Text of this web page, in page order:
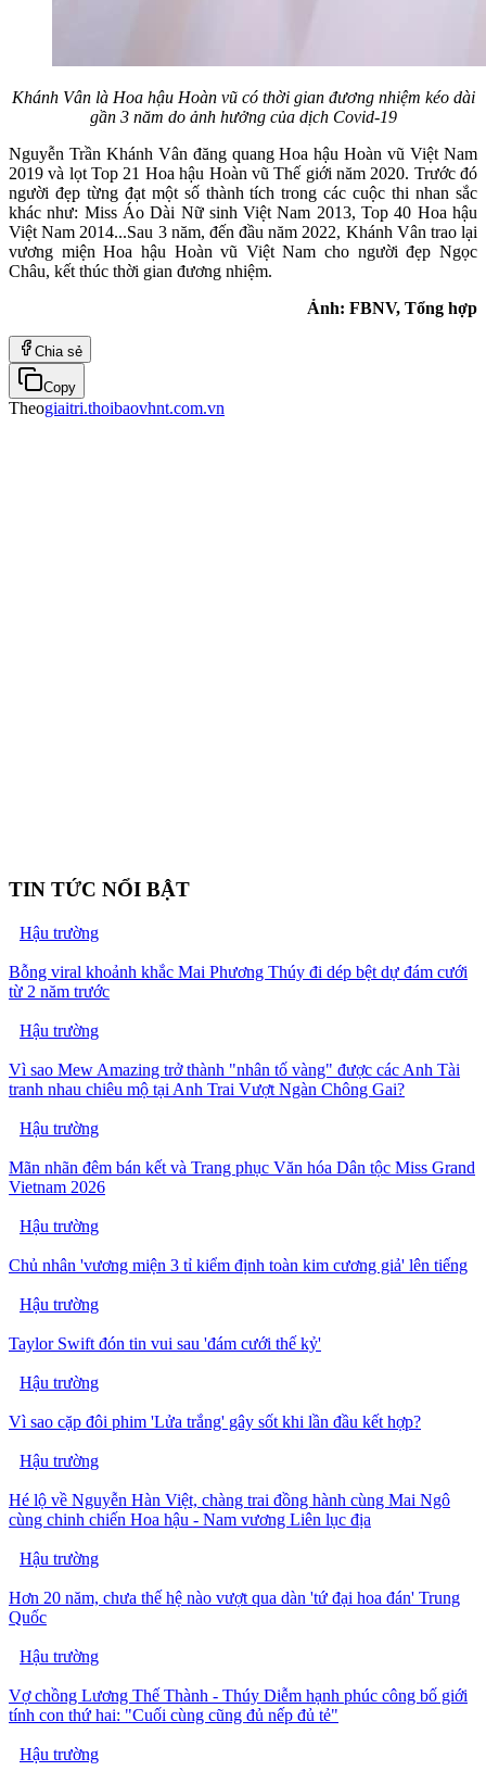
Khánh Vân là Hoa hậu Hoàn vũ có thời gian đương nhiệm kéo dài
gần 3 năm do ảnh hưởng của dịch Covid-19
Nguyễn Trần Khánh Vân đăng quang Hoa hậu Hoàn vũ Việt Nam
2019 và lọt Top 21 Hoa hậu Hoàn vũ Thế giới năm 2020. Trước đó
người đẹp từng đạt một số thành tích trong các cuộc thi nhan sắc
khác như: Miss Áo Dài Nữ sinh Việt Nam 2013, Top 40 Hoa hậu
Việt Nam 2014...Sau 3 năm, đến đầu năm 2022, Khánh Vân trao lại
vương miện Hoa hậu Hoàn vũ Việt Nam cho người đẹp Ngọc
Châu, kết thúc thời gian đương nhiệm.
Ảnh: FBNV, Tổng hợp
Chia sẻ
Copy
Theogiaitri.thoibaovhnt.com.vn
TIN TỨC NỔI BẬT
Hậu trường
Bỗng viral khoảnh khắc Mai Phương Thúy đi dép bệt dự đám cưới
từ 2 năm trước
Hậu trường
Vì sao Mew Amazing trở thành "nhân tố vàng" được các Anh Tài
tranh nhau chiêu mộ tại Anh Trai Vượt Ngàn Chông Gai?
Hậu trường
Mãn nhãn đêm bán kết và Trang phục Văn hóa Dân tộc Miss Grand
Vietnam 2026
Hậu trường
Chủ nhân 'vương miện 3 tỉ kiểm định toàn kim cương giả' lên tiếng
Hậu trường
Taylor Swift đón tin vui sau 'đám cưới thế kỷ'
Hậu trường
Vì sao cặp đôi phim 'Lửa trắng' gây sốt khi lần đầu kết hợp?
Hậu trường
Hé lộ về Nguyễn Hàn Việt, chàng trai đồng hành cùng Mai Ngô
cùng chinh chiến Hoa hậu - Nam vương Liên lục địa
Hậu trường
Hơn 20 năm, chưa thế hệ nào vượt qua dàn 'tứ đại hoa đán' Trung
Quốc
Hậu trường
Vợ chồng Lương Thế Thành - Thúy Diễm hạnh phúc công bố giới
tính con thứ hai: "Cuối cùng cũng đủ nếp đủ tẻ"
Hậu trường